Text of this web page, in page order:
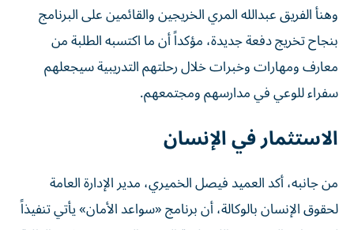
وهنأ الفريق عبدالله المري الخريجين والقائمين على البرنامج
بنجاح تخريج دفعة جديدة، مؤكداً أن ما اكتسبه الطلبة من
معارف ومهارات وخبرات خلال رحلتهم التدريبية سيجعلهم
سفراء للوعي في مدارسهم ومجتمعهم.
الاستثمار في الإنسان
من جانبه، أكد العميد فيصل الخميري، مدير الإدارة العامة
لحقوق الإنسان بالوكالة، أن برنامج «سواعد الأمان» يأتي تنفيذاً